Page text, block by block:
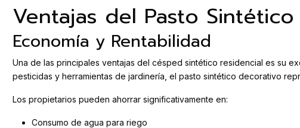
Ventajas del Pasto
Economía y Rentabilidad
Una de las principales ventajas del césped sintético residencial es su
pesticidas y herramientas de jardinería, el pasto sintético decorativo
Los propietarios pueden ahorrar significativamente en:
Consumo de agua para riego